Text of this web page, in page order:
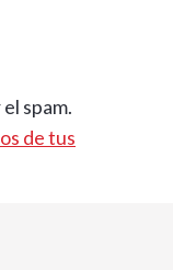
spam.
de tus